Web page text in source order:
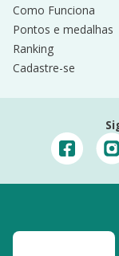
Como Funciona
Pontos e medalhas
Ranking
Cadastre-se